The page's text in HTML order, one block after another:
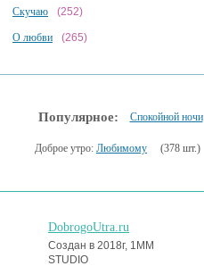
Скучаю (252)
О любви (265)
Популярное: Спокойной ночи
Доброе утро: Любимому (378 шт.)
DobrogoUtra.ru
Создан в 2018г, 1MM
STUDIO